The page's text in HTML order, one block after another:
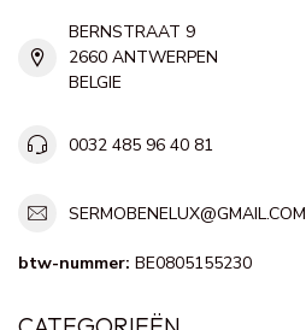
BERNSTRAAT 9
2660 ANTWERPEN
BELGIE
0032 485 96 40 81
SERMOBENELUX@GMAIL.COM
btw-nummer: BE0805155230